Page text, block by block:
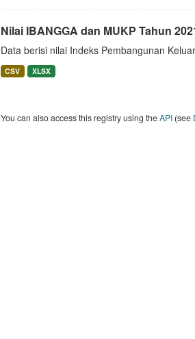
Nilai IBANGGA dan MUKP Tahun
Data berisi nilai Indeks Pembangunan
CSV XLSX
You can also access this registry using theAPI(see